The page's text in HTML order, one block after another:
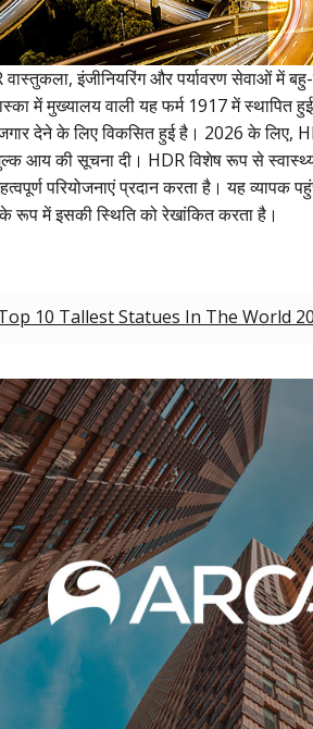
इंजीनियरिंग और पर्यावरण सेवाओं में
में मुख्यालय वाली यह फर्म 1917 में
देने के लिए विकसित हुई है। 2026 के लिए,
आय की सूचना दी। HDR विशेष रूप से स्वास्थ्य
परियोजनाएं प्रदान करता है। यह व्यापक
रूप में इसकी स्थिति को रेखांकित करता है।
10 Tallest Statues In The World